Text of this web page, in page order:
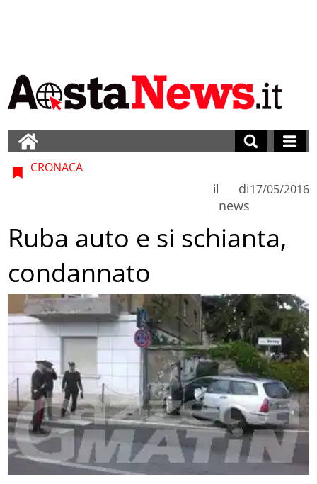
CRONACA
di
news
il 17/05/2016
Ruba auto e si schianta,
condannato